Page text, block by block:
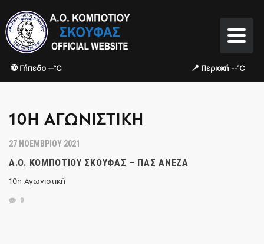
⚽ Γήπεδο --°C 📍 Περιοχή --°C
10Η ΑΓΩΝΙΣΤΙΚΉ
27 ΝΟΕΜΒΡΊΟΥ 2021
Α.Ο. ΚΟΜΠΟΤΊΟΥ ΣΚΟΥΦΆΣ – ΠΑΣ ΑΝΈΖΑ
10η Αγωνιστική
0